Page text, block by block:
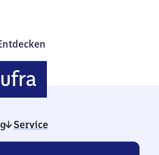
Rottweil
Neufra
Service